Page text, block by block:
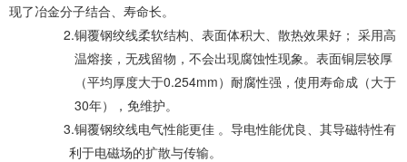
现了冶金分子结合、寿命长。
2.铜覆钢绞线柔软结构、表面体积大、散热效果好； 采用高
温熔接，无残留物，不会出现腐蚀性现象。表面铜层较厚
（平均厚度大于0.254mm）耐腐性强，使用寿命成（大于
30年），免维护。
3.铜覆钢绞线电气性能更佳 。导电性能优良、其导磁特性有
利于电磁场的扩散与传输。